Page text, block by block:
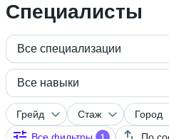
Специалисты
Все специализации
Все навыки
Грейд Стаж Город
1